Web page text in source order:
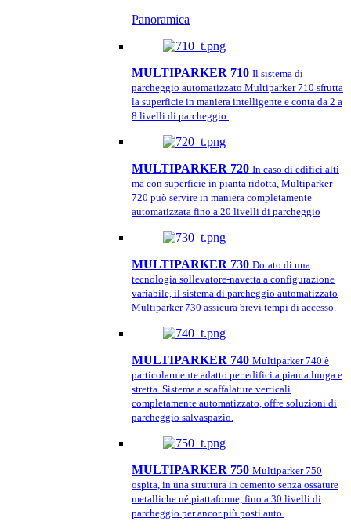
Panoramica
MULTIPARKER 710 Il sistema di
parcheggio automatizzato Multiparker 710 sfrutta
la superficie in maniera intelligente e conta da 2 a
8 livelli di parcheggio.
MULTIPARKER 720 In caso di edifici alti
ma con superficie in pianta ridotta, Multiparker
720 può servire in maniera completamente
automatizzata fino a 20 livelli di parcheggio
MULTIPARKER 730 Dotato di una
tecnologia sollevatore-navetta a configurazione
variabile, il sistema di parcheggio automatizzato
Multiparker 730 assicura brevi tempi di accesso.
MULTIPARKER 740 Multiparker 740 è
particolarmente adatto per edifici a pianta lunga e
stretta. Sistema a scaffalature verticali
completamente automatizzato, offre soluzioni di
parcheggio salvaspazio.
MULTIPARKER 750 Multiparker 750
ospita, in una struttura in cemento senza ossature
metalliche né piattaforme, fino a 30 livelli di
parcheggio per ancor più posti auto.